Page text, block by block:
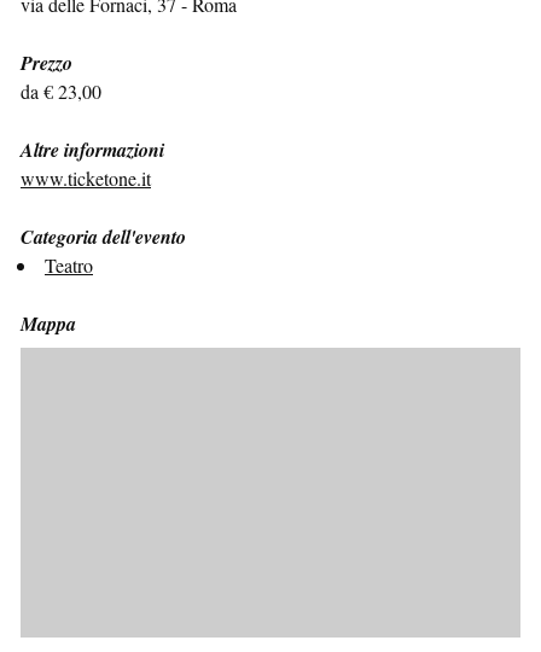
Prezzo
da € 23,00
Altre informazioni
www.ticketone.it
Categoria dell'evento
Teatro
Mappa